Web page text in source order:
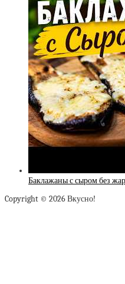
Баклажаны с сыром без
Copyright © 2026 Вкусно!